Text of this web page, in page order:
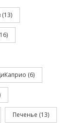
(13)
(6)
Печенье (13)